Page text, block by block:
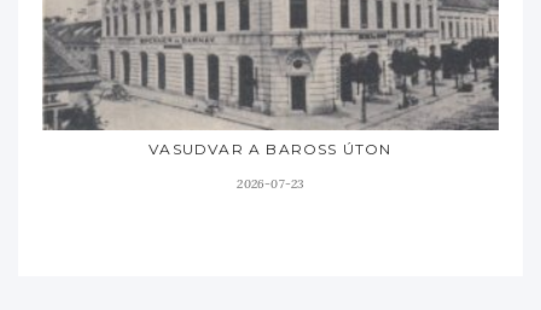
VASUDVAR A BAROSS ÚTON
2026-07-23